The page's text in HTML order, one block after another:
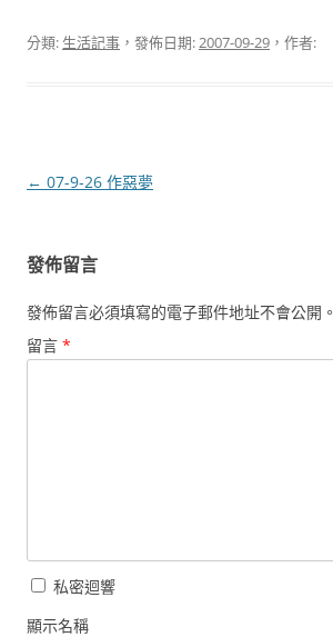
分類: 生活記事 ，發佈日期:2007-09-29 ，作者:
文
覽
← 07-9-26 作惡夢
發佈留言
發佈留言必須填寫的電子郵件地址不會公開。
留言 *
私密迴響
顯示名稱